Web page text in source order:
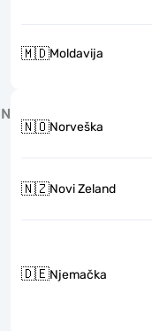
🇲🇩Moldavija
N
🇳🇴Norveška
🇳🇿Novi Zeland
🇩🇪Njemačka